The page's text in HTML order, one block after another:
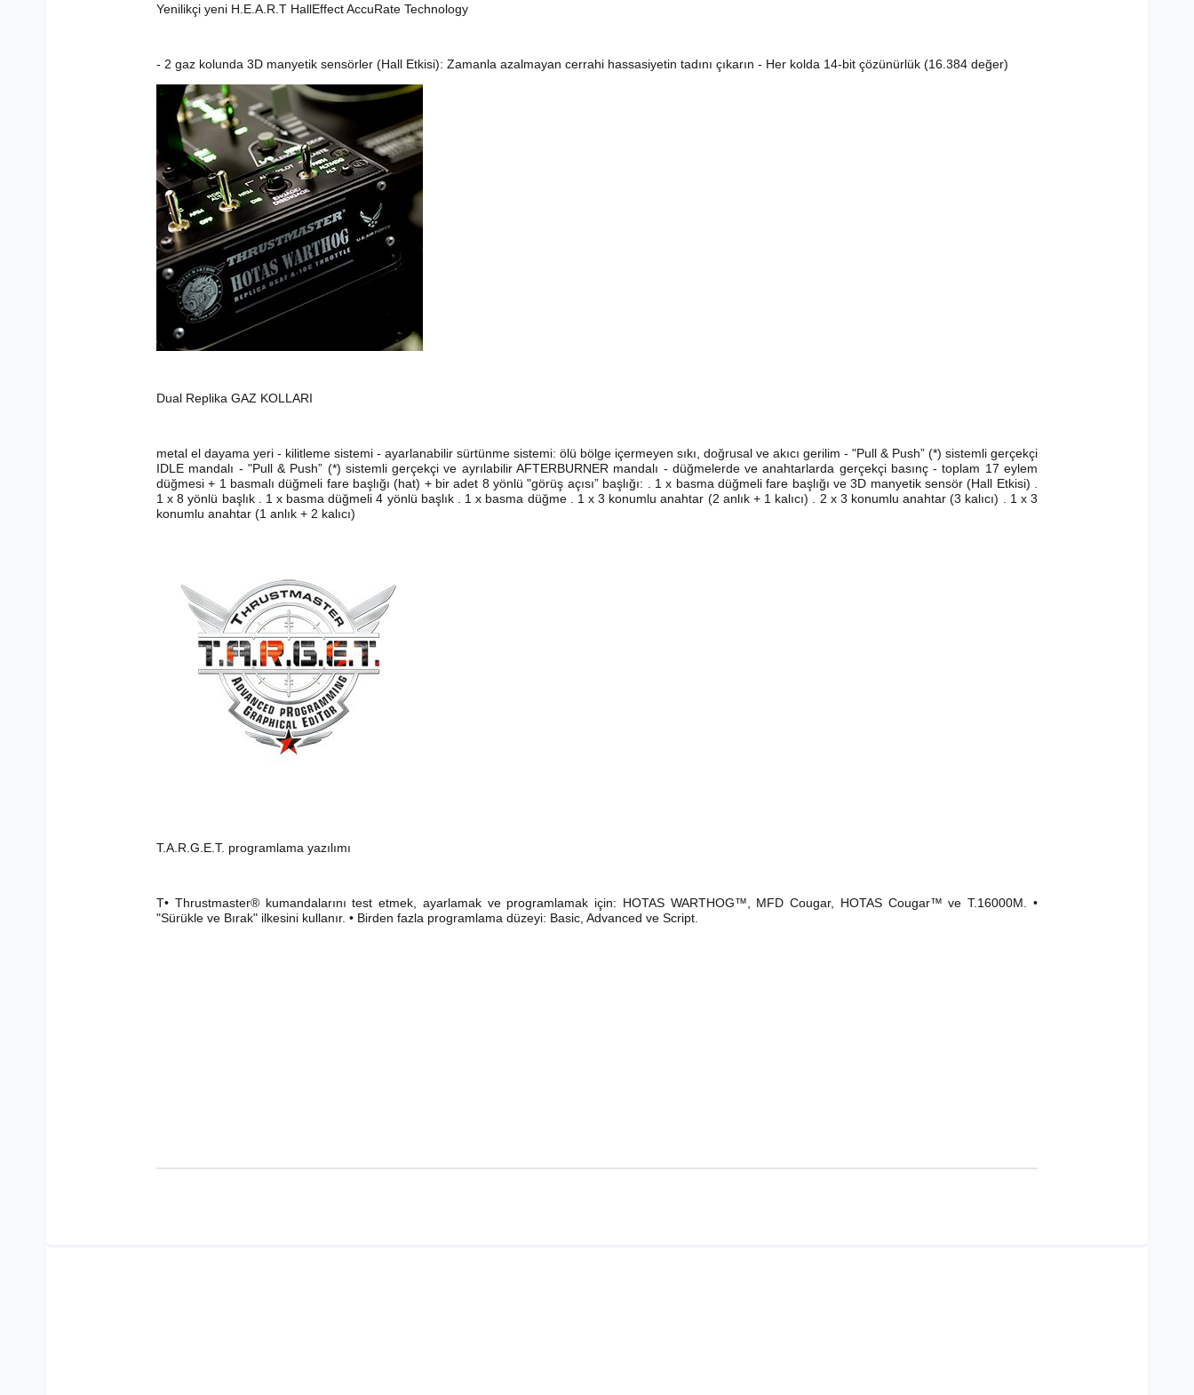
Yenilikçi yeni H.E.A.R.T HallEffect AccuRate Technology
- 2 gaz kolunda 3D manyetik sensörler (Hall Etkisi): Zamanla azalmayan cerrahi hassasiyetin tadını çıkarın - Her kolda 14-bit çözünürlük (16.384 değer)
Dual Replika GAZ KOLLARI
metal el dayama yeri - kilitleme sistemi - ayarlanabilir sürtünme sistemi: ölü bölge içermeyen sıkı, doğrusal ve akıcı gerilim - "Pull & Push” (*) sistemli gerçekçi
IDLE mandalı - "Pull & Push” (*) sistemli gerçekçi ve ayrılabilir AFTERBURNER mandalı - düğmelerde ve anahtarlarda gerçekçi basınç - toplam 17 eylem
düğmesi + 1 basmalı düğmeli fare başlığı (hat) + bir adet 8 yönlü "görüş açısı” başlığı: . 1 x basma düğmeli fare başlığı ve 3D manyetik sensör (Hall Etkisi) .
1 x 8 yönlü başlık . 1 x basma düğmeli 4 yönlü başlık . 1 x basma düğme . 1 x 3 konumlu anahtar (2 anlık + 1 kalıcı) . 2 x 3 konumlu anahtar (3 kalıcı) . 1 x 3
konumlu anahtar (1 anlık + 2 kalıcı)
T.A.R.G.E.T. programlama yazılımı
T• Thrustmaster® kumandalarını test etmek, ayarlamak ve programlamak için: HOTAS WARTHOG™, MFD Cougar, HOTAS Cougar™ ve T.16000M. •
"Sürükle ve Bırak" ilkesini kullanır. • Birden fazla programlama düzeyi: Basic, Advanced ve Script.